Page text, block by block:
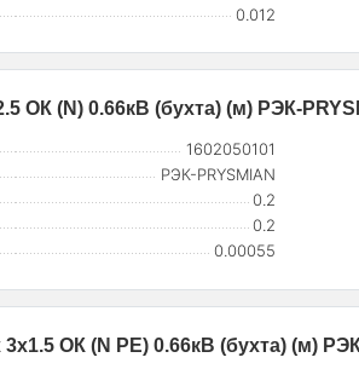
0.012
ОК (N) 0.66кВ (бухта) (м) РЭК-
1602050101
РЭК-PRYSMIAN
0.2
0.2
0.00055
ОК (N PE) 0.66кВ (бухта) (м)